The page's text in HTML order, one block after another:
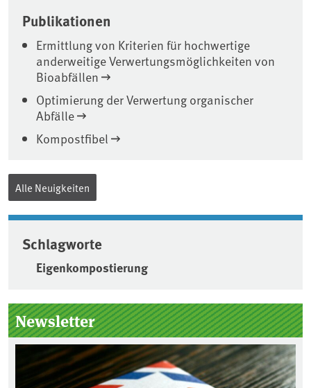
Publikationen
Ermittlung von Kriterien für hochwertige
anderweitige Verwertungsmöglichkeiten von
Bioabfällen
Optimierung der Verwertung organischer
Abfälle
Kompostfibel
Alle Neuigkeiten
Schlagworte
Eigenkompostierung
Seitenleiste
Newsletter